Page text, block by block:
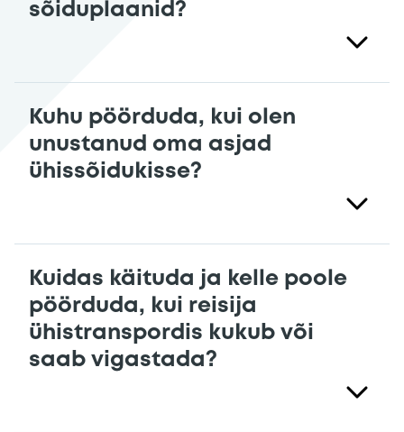
sõiduplaanid?
Kuhu pöörduda, kui olen
unustanud oma asjad
ühissõidukisse?
Kuidas käituda ja kelle poole
pöörduda, kui reisija
ühistranspordis kukub või
saab vigastada?